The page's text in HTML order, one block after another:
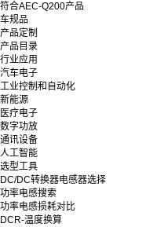
符合AEC-Q200产品
车规品
产品定制
产品目录
行业应用
汽车电子
工业控制和自动化
新能源
医疗电子
数字功放
通讯设备
人工智能
选型工具
DC/DC转换器电感器选择
功率电感搜索
功率电感损耗对比
DCR-温度换算